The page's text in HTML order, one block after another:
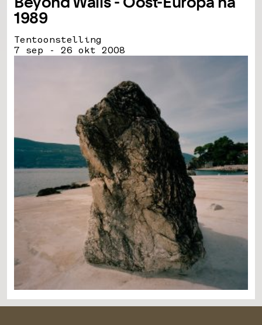
1989
Tentoonstelling
7 sep - 26 okt 2008